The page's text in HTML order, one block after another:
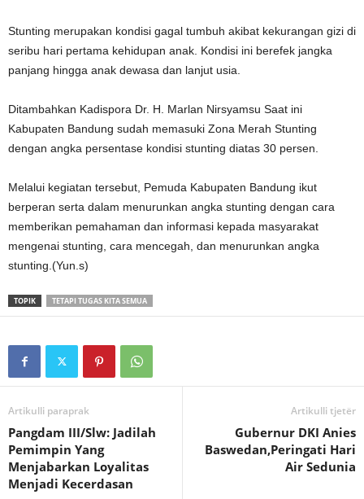
Stunting merupakan kondisi gagal tumbuh akibat kekurangan gizi di
seribu hari pertama kehidupan anak. Kondisi ini berefek jangka
panjang hingga anak dewasa dan lanjut usia.
Ditambahkan Kadispora Dr. H. Marlan Nirsyamsu Saat ini
Kabupaten Bandung sudah memasuki Zona Merah Stunting
dengan angka persentase kondisi stunting diatas 30 persen.
Melalui kegiatan tersebut, Pemuda Kabupaten Bandung ikut
berperan serta dalam menurunkan angka stunting dengan cara
memberikan pemahaman dan informasi kepada masyarakat
mengenai stunting, cara mencegah, dan menurunkan angka
stunting.(Yun.s)
TOPIK TETAPI TUGAS KITA SEMUA
Artikulli paraprak
Pangdam III/Slw: Jadilah
Pemimpin Yang
Menjabarkan Loyalitas
Menjadi Kecerdasan
Artikulli tjetër
Gubernur DKI Anies
Baswedan,Peringati Hari
Air Sedunia